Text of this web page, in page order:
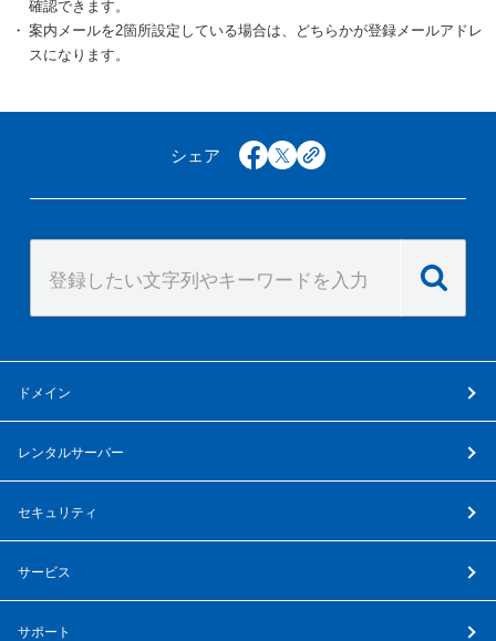
確認できます。
案内メールを2箇所設定している場合は、どちらかが登録メールアドレ
スになります。
シェア facebook
x copy
ドメイン
レンタルサーバー
セキュリティ
サービス
サポート